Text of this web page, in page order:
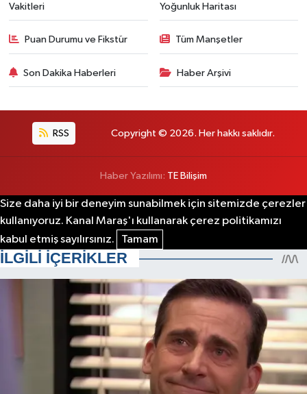
Vakitleri
Yoğunluk Haritası
Puan Durumu ve Fikstür Tüm Manşetler
Son Dakika Haberleri Haber Arşivi
RSS Copyright © 2026. Her hakkı saklıdır.
Haber Yazılımı: TE Bilişim
Size daha iyi bir deneyim sunabilmek için sitemizde çerezler
kullanıyoruz. Kanal Maraş'ı kullanarak çerez politikamızı
kabul etmiş sayılırsınız.
Tamam